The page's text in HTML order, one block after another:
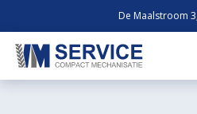
De Maalstroom